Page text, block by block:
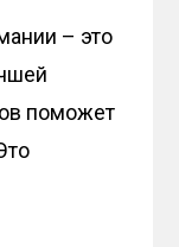
– это
поможет